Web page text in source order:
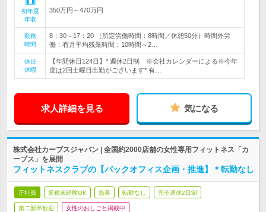
初年度
年収
350万円～470万円
勤務
時間
8：30～17：20 （所定労働時間：8時間／休憩50分）時間外労
働：有月平均残業時間：10時間～2…
休日
休暇
【年間休日124日】* 週休2日制 ※会社カレンダーによる※今年
度は2回土曜日出勤がございます* 有…
求人詳細を見る 気になる
株式会社カーブスジャパン | 全国約2000店舗の女性専用フィットネス「カ
ーブス」を展開
フィットネスクラブの【バックオフィス企画・推進】＊転勤なし
正社員 業種未経験OK 急募 転勤なし 完全週休2日制
第二新卒歓迎 女性のおしごと掲載中